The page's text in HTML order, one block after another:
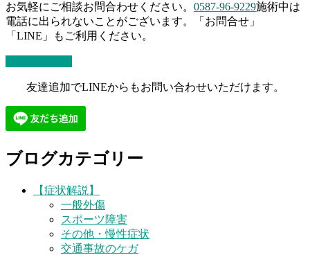
お気軽にご相談お問合わせください。 0587-96-9229施術中は
電話に出られないことがございます。「お問合せ」
「LINE」もご利用ください。
友達追加でLINEからもお問い合わせいただけます。
ブログカテゴリー
【症状解説】
一般外傷
スポーツ障害
その他・慢性症状
交通事故のケガ